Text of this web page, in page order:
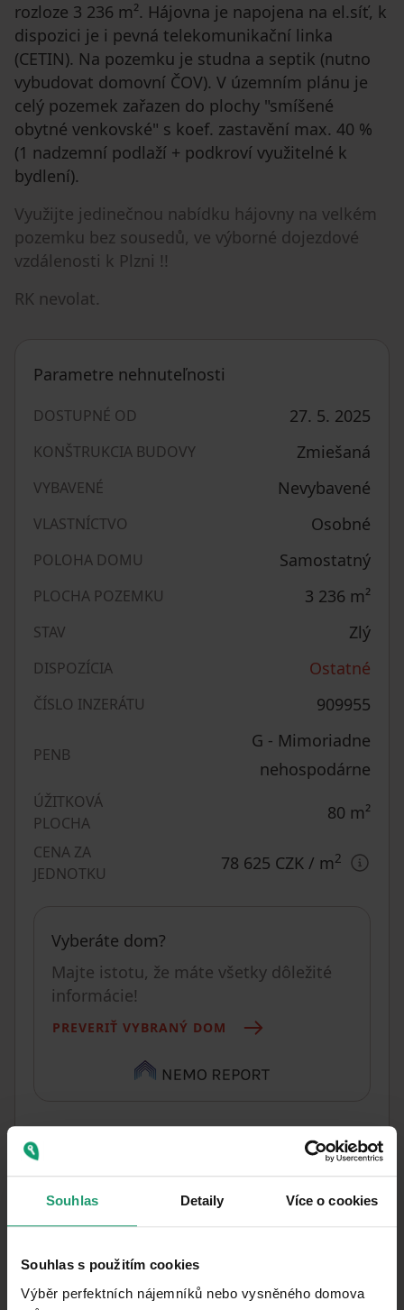
Souhlas Detaily Více o cookies
Souhlas s použitím cookies
Výběr perfektních nájemníků nebo vysněného domova
rozloze 3 236 m². Hájovna je napojena na el.síť, k
dispozici je i pevná telekomunikační linka
(CETIN). Na pozemku je studna a septik (nutno
vybudovat domovní ČOV). V územním plánu je
celý pozemek zařazen do plochy "smíšené
obytné venkovské" s koef. zastavění max. 40 %
(1 nadzemní podlaží + podkroví využitelné k
bydlení).
Využijte jedinečnou nabídku hájovny na velkém
pozemku bez sousedů, ve výborné dojezdové
vzdálenosti k Plzni !!
RK nevolat.
Parametre nehnuteľnosti
DOSTUPNÉ OD 27. 5. 2025
KONŠTRUKCIA BUDOVY Zmiešaná
VYBAVENÉ Nevybavené
VLASTNÍCTVO Osobné
POLOHA DOMU Samostatný
PLOCHA POZEMKU 3 236 m²
STAV Zlý
DISPOZÍCIA Ostatné
ČÍSLO INZERÁTU 909955
PENB
G - Mimoriadne
nehospodárne
ÚŽITKOVÁ
PLOCHA
80 m²
CENA ZA
JEDNOTKU
78 625 CZK / m2
Vyberáte dom?
Majte istotu, že máte všetky dôležité
informácie!
PREVERIŤ VYBRANÝ DOM
Pivnica 30 m²
MHD 8 minút autom
V okolí nehnuteľnosti nájdete